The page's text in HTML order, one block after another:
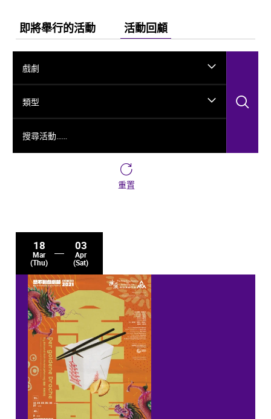
出任總編導，文史學者韓子勇擔任編劇；創作團隊仲包
括製作人李東、作曲家郭思達、執行編導何滔同王彭、
舞台美術設計秦立運、服裝設計陽東霖、視覺總監王
涵，以及編導李宏鈞、魏威、古力加娜提·沙塔爾、付陽
雪，仲有多媒體設計胡天驥、燈光設計劉釗、造型設計
徐彬同道具設計雷鵬等一眾內地資深藝術家。今次演出
陣容，以新疆藝術劇院歌舞團同新疆師範大學年輕舞者
即將舉行的活動 活動回顧
戲劇
類型
重置
18
Mar
(Thu)
03
Apr
(Sat)